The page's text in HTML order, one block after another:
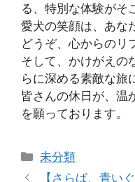
る、特別な体験がそ
愛犬の笑顔は、あな
どうぞ、心からのリ
そして、かけがえの
らに深める素敵な旅
皆さんの休日が、温
を願っております。
カ
テ
未分類
【さらば、青い